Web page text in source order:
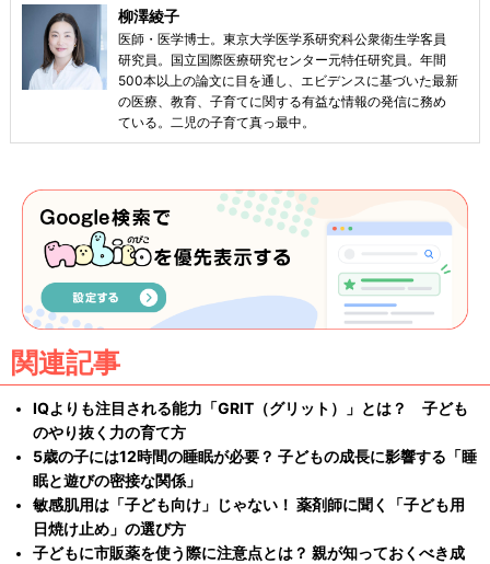
柳澤綾子
医師・医学博士。東京大学医学系研究科公衆衛生学客員
研究員。国立国際医療研究センター元特任研究員。年間
500本以上の論文に目を通し、エビデンスに基づいた最新
の医療、教育、子育てに関する有益な情報の発信に務め
ている。二児の子育て真っ最中。
関連記事
IQよりも注目される能力「GRIT（グリット）」とは？ 子ども
のやり抜く力の育て方
5歳の子には12時間の睡眠が必要？ 子どもの成長に影響する「睡
眠と遊びの密接な関係」
敏感肌用は「子ども向け」じゃない！ 薬剤師に聞く「子ども用
日焼け止め」の選び方
子どもに市販薬を使う際に注意点とは？ 親が知っておくべき成